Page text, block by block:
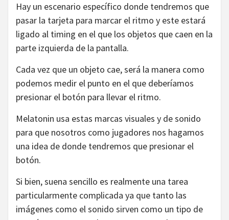
Hay un escenario específico donde tendremos que
pasar la tarjeta para marcar el ritmo y este estará
ligado al timing en el que los objetos que caen en la
parte izquierda de la pantalla.
Cada vez que un objeto cae, será la manera como
podemos medir el punto en el que deberíamos
presionar el botón para llevar el ritmo.
Melatonin usa estas marcas visuales y de sonido
para que nosotros como jugadores nos hagamos
una idea de donde tendremos que presionar el
botón.
Si bien, suena sencillo es realmente una tarea
particularmente complicada ya que tanto las
imágenes como el sonido sirven como un tipo de